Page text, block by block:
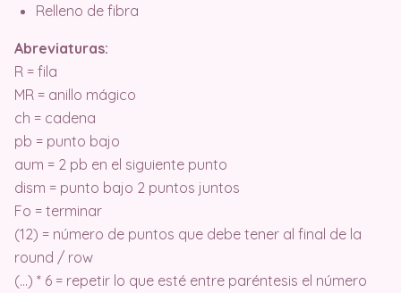
Relleno de fibra
Abreviaturas:
R = fila
MR = anillo mágico
ch = cadena
pb = punto bajo
aum = 2 pb en el siguiente punto
dism = punto bajo 2 puntos juntos
Fo = terminar
(12) = número de puntos que debe tener al final de la
round / row
(…) * 6 = repetir lo que esté entre paréntesis el número